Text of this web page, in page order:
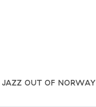
JAZZ OUT OF NORWAY